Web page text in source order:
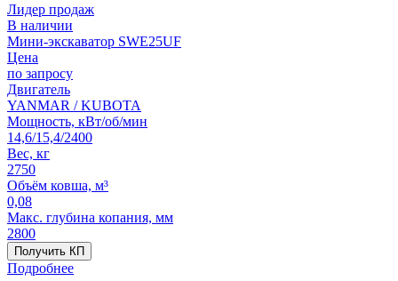
Лидер продаж
В наличии
Мини-экскаватор SWE25UF
Цена
по запросу
Двигатель
YANMAR / KUBOTA
Мощность, кВт/об/мин
14,6/15,4/2400
Вес, кг
2750
Объём ковша, м³
0,08
Макс. глубина копания, мм
2800
Получить КП
Подробнее